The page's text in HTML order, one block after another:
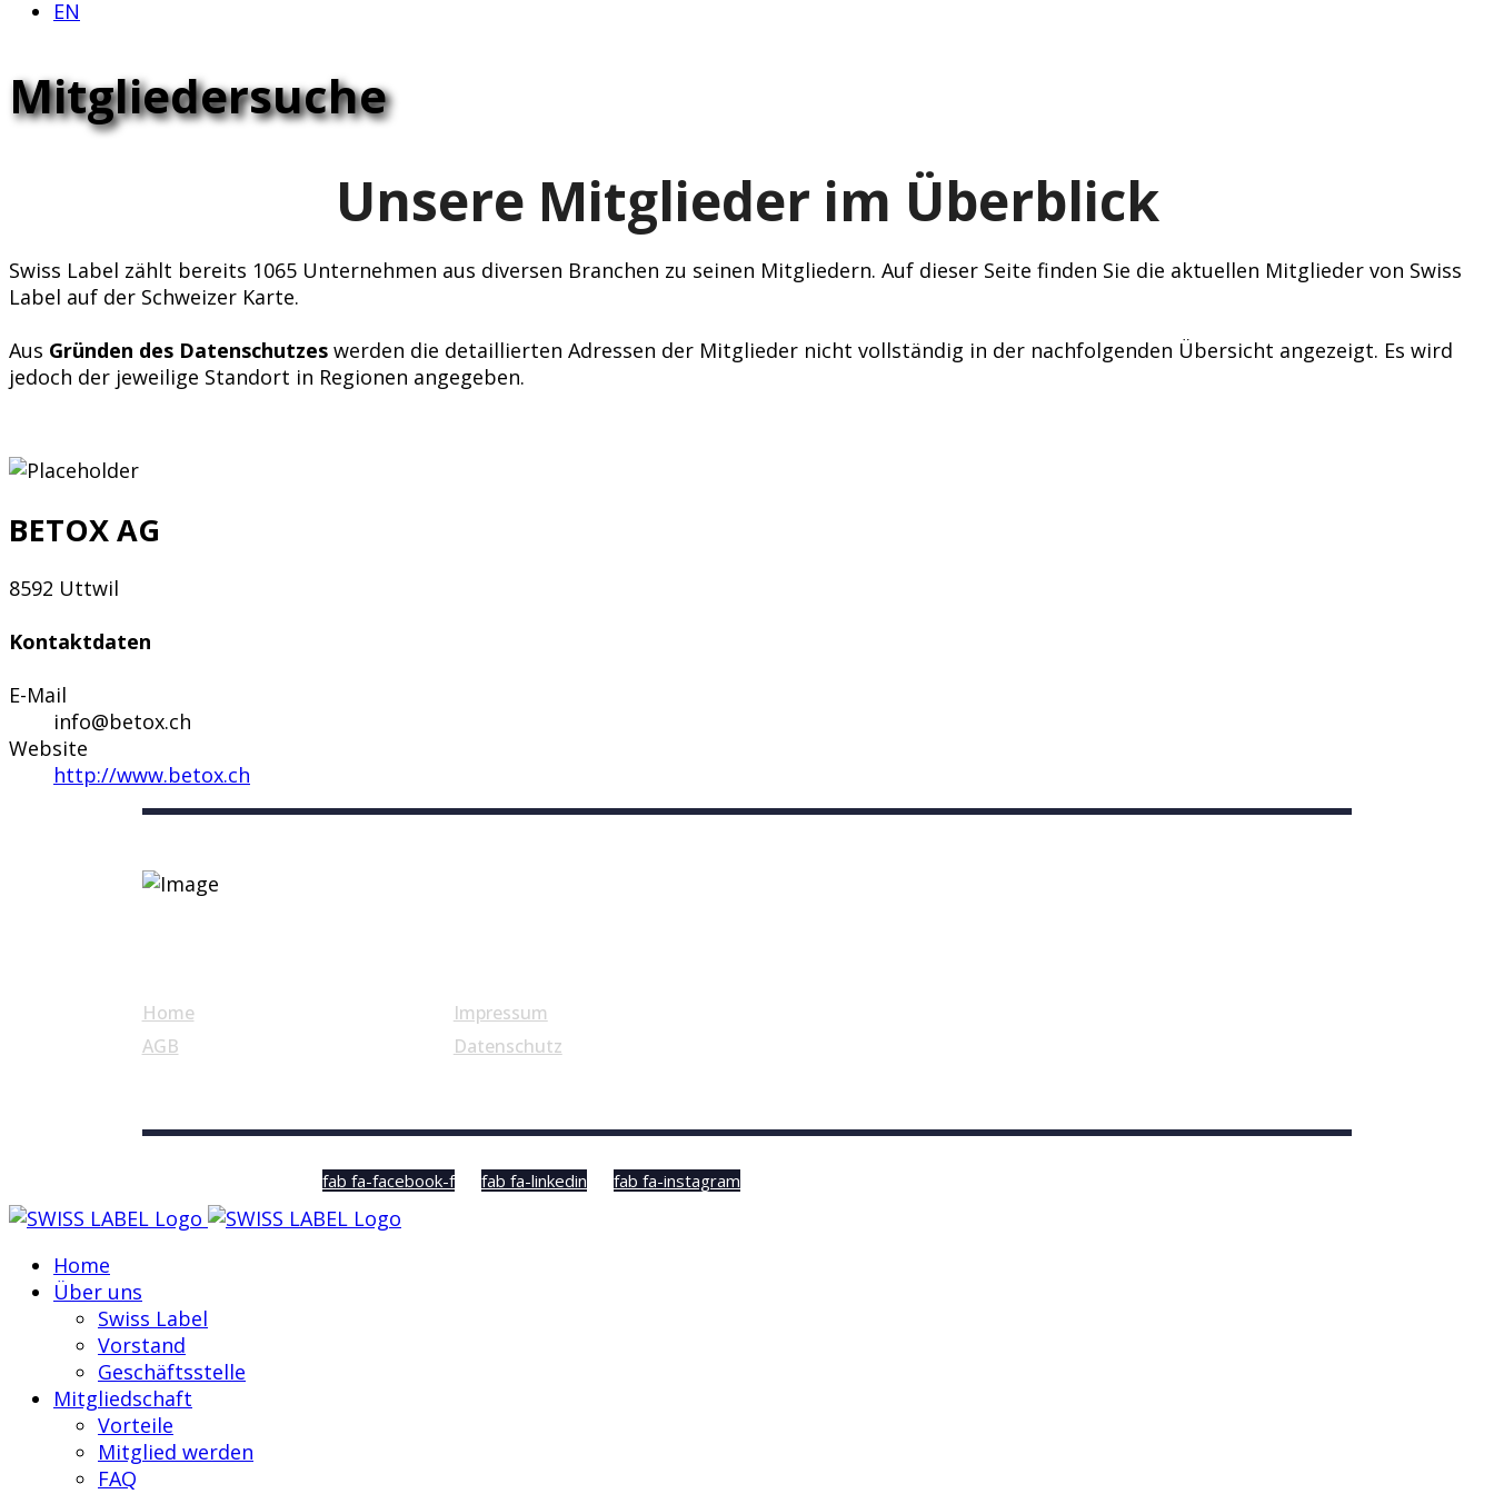
EN
Mitgliedersuche
Unsere Mitglieder im Überblick
Swiss Label zählt bereits 1065 Unternehmen aus diversen Branchen zu seinen Mitgliedern. Auf dieser Seite finden Sie die aktuellen Mitglieder von Swiss
Label auf der Schweizer Karte.
Aus Gründen des Datenschutzes werden die detaillierten Adressen der Mitglieder nicht vollständig in der nachfolgenden Übersicht angezeigt. Es wird
jedoch der jeweilige Standort in Regionen angegeben.
BETOX AG
8592 Uttwil
Kontaktdaten
E-Mail
info@betox.ch
Website
http://www.betox.ch
Home
AGB
Impressum
Datenschutz
fab fa-facebook-f fab fa-linkedin fab fa-instagram
Home
Über uns
Swiss Label
Vorstand
Geschäftsstelle
Mitgliedschaft
Vorteile
Mitglied werden
FAQ